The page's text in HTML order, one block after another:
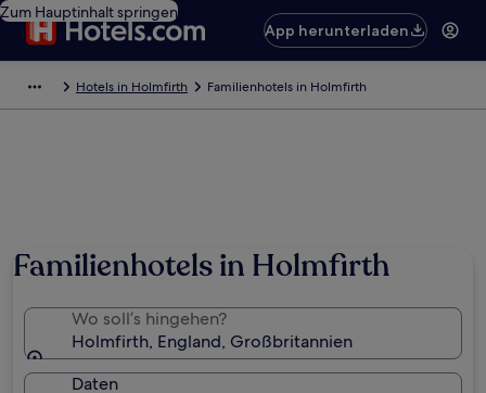
Zum Hauptinhalt springen
App herunterladen
Hotels in Holmfirth Familienhotels in Holmfirth
Familienhotels in Holmfirth
Wo soll’s hingehen?
Holmfirth, England, Großbritannien
Daten